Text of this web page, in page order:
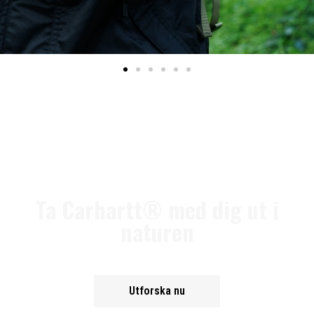
Utforska nu